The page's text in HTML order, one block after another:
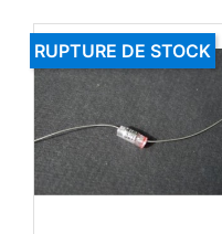
RUPTURE DE STOCK